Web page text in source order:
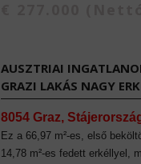
AUSZTRIAI
GRAZI LAKÁS NAGY
8054 Graz,
Ez a 66,97 m²-es, első
14,78 m²-es fedett erkéllyel,